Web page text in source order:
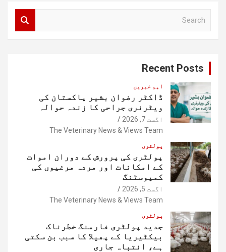
Recent Posts
اہم خبریں
ڈاکٹر رضوان بشیر پاکستان کی
ویٹرنری جراحی کا زندہ حوالہ
اگست 7, 2026
The Veterinary News & Views Team
پولٹری
پولٹری کی پرورش کے دوران اموات
کے امکانات اور مردہ مرغیوں کی
کمپوسٹنگ
اگست 5, 2026
The Veterinary News & Views Team
پولٹری
جدید پولٹری فارمنگ خطرناک
بیکٹیریا کے پھیلا کا سبب بن سکتی
ہے، انتباہ جاری